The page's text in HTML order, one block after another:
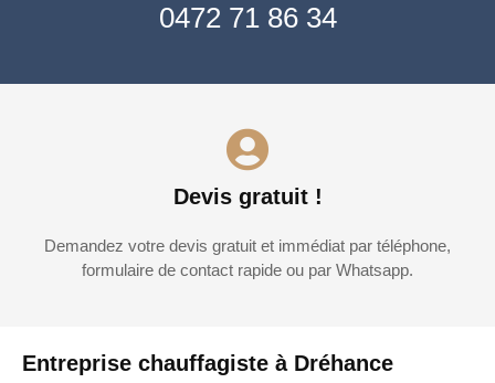
Entreprise chauffagiste à Dréhance
0472 71 86 34
Devis gratuit !
Demandez votre devis gratuit et immédiat par téléphone,
formulaire de contact rapide ou par Whatsapp.